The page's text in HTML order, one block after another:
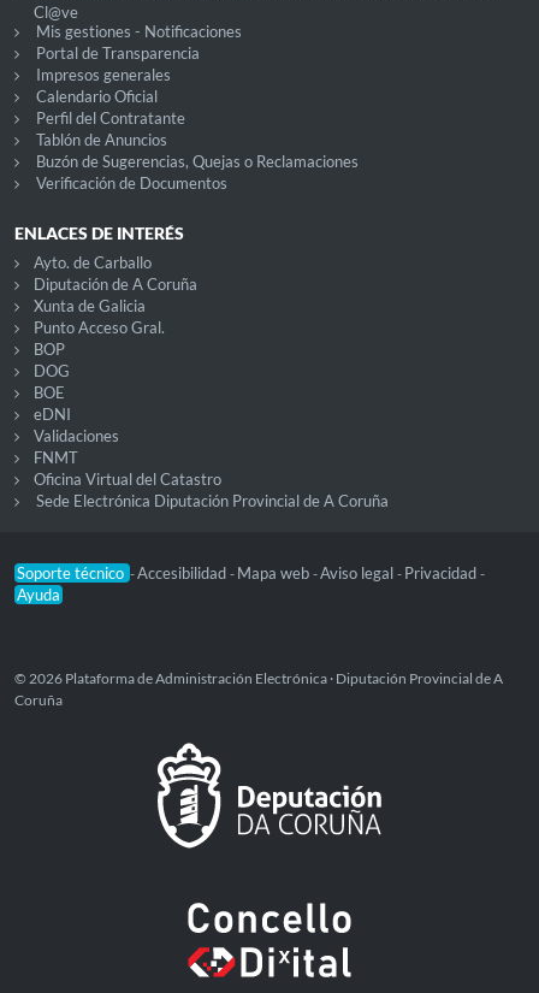
Cl@ve
Mis gestiones - Notificaciones
Portal de Transparencia
Impresos generales
Calendario Oficial
Perfil del Contratante
Tablón de Anuncios
Buzón de Sugerencias, Quejas o Reclamaciones
Verificación de Documentos
ENLACES DE INTERÉS
Ayto. de Carballo
Diputación de A Coruña
Xunta de Galicia
Punto Acceso Gral.
BOP
DOG
BOE
eDNI
Validaciones
FNMT
Oficina Virtual del Catastro
Sede Electrónica Diputación Provincial de A Coruña
Soporte técnico -Accesibilidad - Mapa web -Aviso legal - Privacidad -
Ayuda
© 2026 Plataforma de Administración Electrónica · Diputación Provincial de A
Coruña